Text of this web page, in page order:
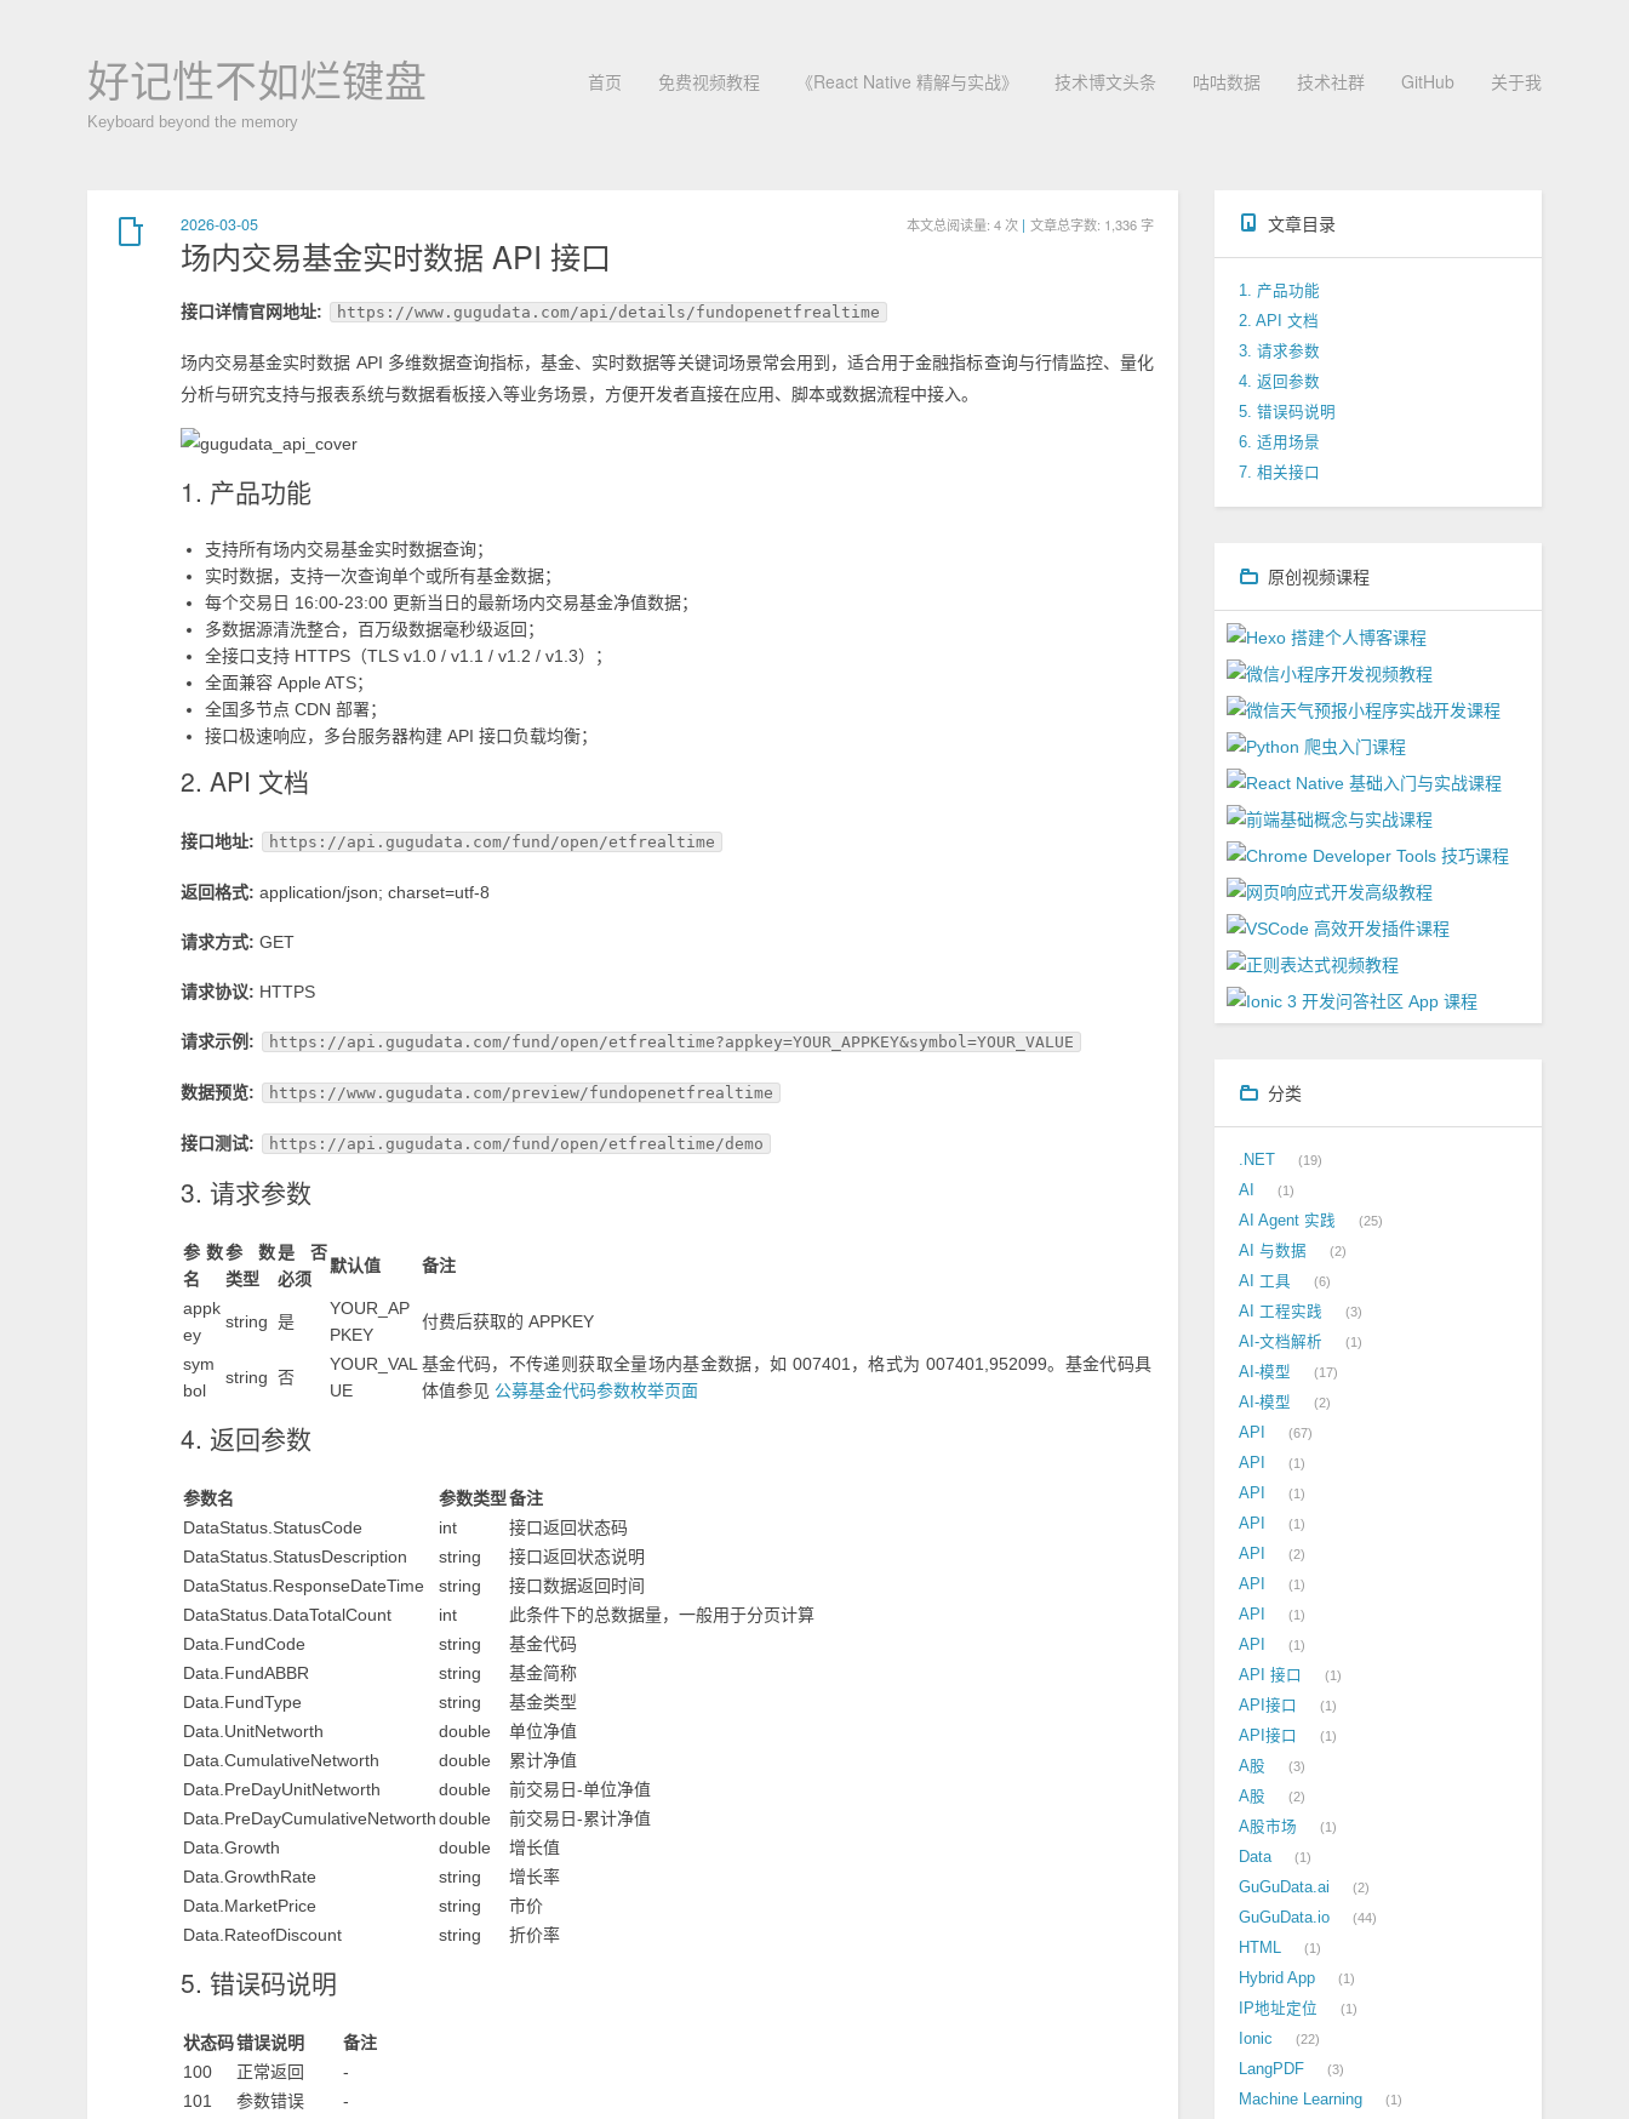
好记性不如烂键盘
Keyboard beyond the memory
首页 免费视频教程 《React Native 精解与实战》 技术博文头条 咕咕数据 技术社群 GitHub 关于我
2026-03-05 本文总阅读量: 4 次 | 文章总字数: 1,336 字
场内交易基金实时数据 API 接口
接口详情官网地址: https://www.gugudata.com/api/details/fundopenetfrealtime
场内交易基金实时数据 API 多维数据查询指标，基金、实时数据等关键词场景常会用到，适合用于金融指标查询与行情监控、量化
分析与研究支持与报表系统与数据看板接入等业务场景，方便开发者直接在应用、脚本或数据流程中接入。
1. 产品功能
支持所有场内交易基金实时数据查询；
实时数据，支持一次查询单个或所有基金数据；
每个交易日 16:00-23:00 更新当日的最新场内交易基金净值数据；
多数据源清洗整合，百万级数据毫秒级返回；
全接口支持 HTTPS（TLS v1.0 / v1.1 / v1.2 / v1.3）；
全面兼容 Apple ATS；
全国多节点 CDN 部署；
接口极速响应，多台服务器构建 API 接口负载均衡；
2. API 文档
接口地址: https://api.gugudata.com/fund/open/etfrealtime
返回格式: application/json; charset=utf-8
请求方式: GET
请求协议: HTTPS
请求示例: https://api.gugudata.com/fund/open/etfrealtime?appkey=YOUR_APPKEY&symbol=YOUR_VALUE
数据预览: https://www.gugudata.com/preview/fundopenetfrealtime
接口测试: https://api.gugudata.com/fund/open/etfrealtime/demo
3. 请求参数
参数
名
参数
类型
是否
必须
默认值 备注
appk
ey
string 是
YOUR_AP
PKEY
付费后获取的 APPKEY
sym
bol
string 否
YOUR_VAL
UE
基金代码，不传递则获取全量场内基金数据，如 007401，格式为 007401,952099。基金代码具
体值参见 公募基金代码参数枚举页面
4. 返回参数
参数名 参数类型备注
DataStatus.StatusCode
int
接口返回状态码
DataStatus.StatusDescription
string
接口返回状态说明
DataStatus.ResponseDateTime
string
接口数据返回时间
DataStatus.DataTotalCount
int
此条件下的总数据量，一般用于分页计算
Data.FundCode
string
基金代码
Data.FundABBR
string
基金简称
Data.FundType
string
基金类型
Data.UnitNetworth
double
单位净值
Data.CumulativeNetworth
double
累计净值
Data.PreDayUnitNetworth
double
前交易日-单位净值
Data.PreDayCumulativeNetworthdouble
前交易日-累计净值
Data.Growth
double
增长值
Data.GrowthRate
string
增长率
Data.MarketPrice
string
市价
Data.RateofDiscount
string 折价率
5. 错误码说明
状态码错误说明
备注
100
正常返回
-
101
参数错误
-
文章目录
1. 产品功能
2. API 文档
3. 请求参数
4. 返回参数
5. 错误码说明
6. 适用场景
7. 相关接口
原创视频课程
分类
.NET 19
AI 1
AI Agent 实践 25
AI 与数据 2
AI 工具 6
AI 工程实践 3
AI-文档解析 1
AI-模型 17
AI-模型 2
API 67
API 1
API 1
API 1
API 2
API 1
API 1
API 1
API 接口 1
API接口 1
API接口 1
A股 3
A股 2
A股市场 1
Data 1
GuGuData.ai 2
GuGuData.io 44
HTML 1
Hybrid App 1
IP地址定位 1
Ionic 22
LangPDF 3
Machine Learning 1